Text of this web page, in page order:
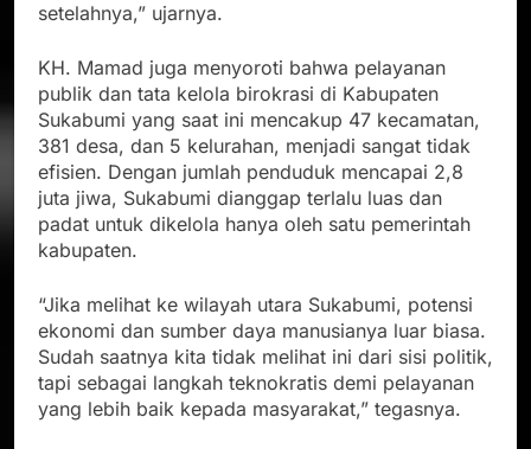
setelahnya,” ujarnya.
KH. Mamad juga menyoroti bahwa pelayanan
publik dan tata kelola birokrasi di Kabupaten
Sukabumi yang saat ini mencakup 47 kecamatan,
381 desa, dan 5 kelurahan, menjadi sangat tidak
efisien. Dengan jumlah penduduk mencapai 2,8
juta jiwa, Sukabumi dianggap terlalu luas dan
padat untuk dikelola hanya oleh satu pemerintah
kabupaten.
“Jika melihat ke wilayah utara Sukabumi, potensi
ekonomi dan sumber daya manusianya luar biasa.
Sudah saatnya kita tidak melihat ini dari sisi politik,
tapi sebagai langkah teknokratis demi pelayanan
yang lebih baik kepada masyarakat,” tegasnya.